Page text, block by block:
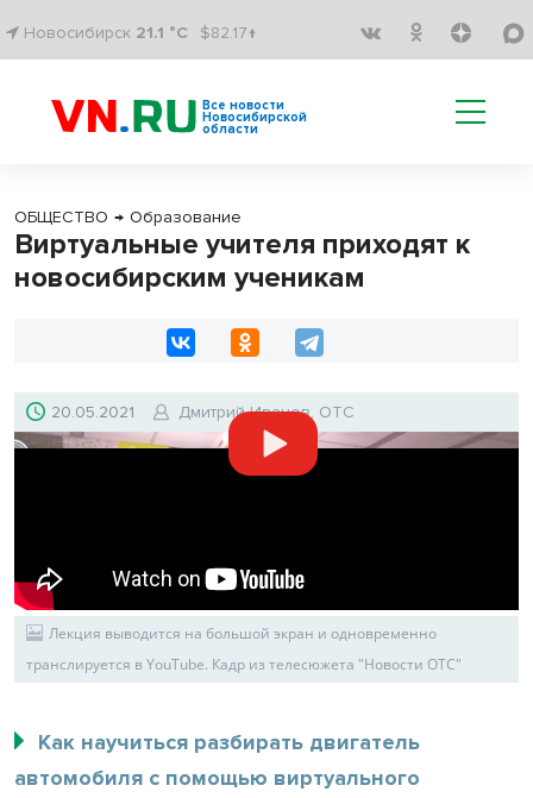
Новосибирск 21.1 °C $82.17↑
Все новости
Новосибирской
области
ОБЩЕСТВО → Образование
Виртуальные учителя приходят к
новосибирским ученикам
20.05.2021 Дмитрий Иванов, ОТС
Лекция выводится на большой экран и одновременно
транслируется в YouTube. Кадр из телесюжета "Новости ОТС"
Как научиться разбирать двигатель
автомобиля с помощью виртуального